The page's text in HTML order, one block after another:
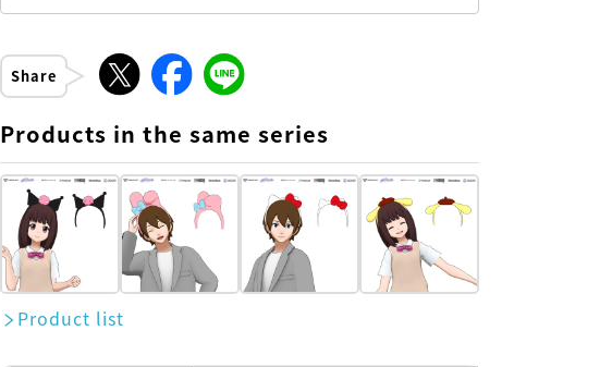
Share
Products in the same series
Product list